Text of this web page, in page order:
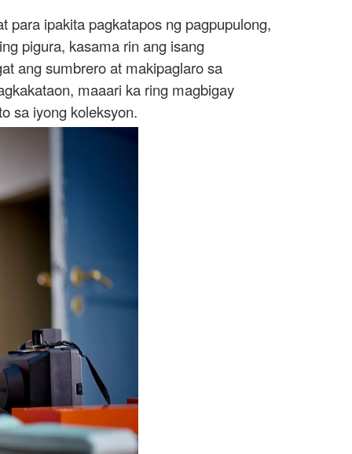
ipakita pagkatapos ng pagpupulong,
pigura, kasama rin ang isang
ang sumbrero at makipaglaro sa
maaari ka ring magbigay
sa iyong koleksyon.